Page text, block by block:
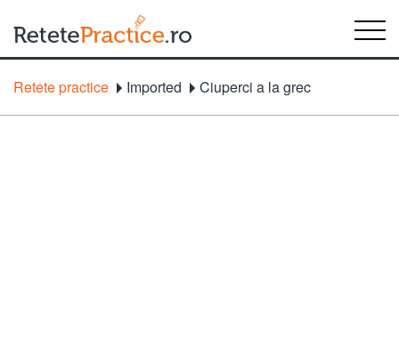
Retete practice Imported Ciuperci a la grec